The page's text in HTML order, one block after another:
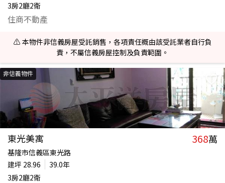
3房2廳2衛
住商不動產
⚠️ 本物件非信義房屋受託銷售，各項責任概由該受託業者自行負
責，不屬信義房屋控制及負責範圍。
非信義物件
東光美寓 368萬
基隆市信義區東光路
建坪 28.96
39.0年
3房2廳2衛